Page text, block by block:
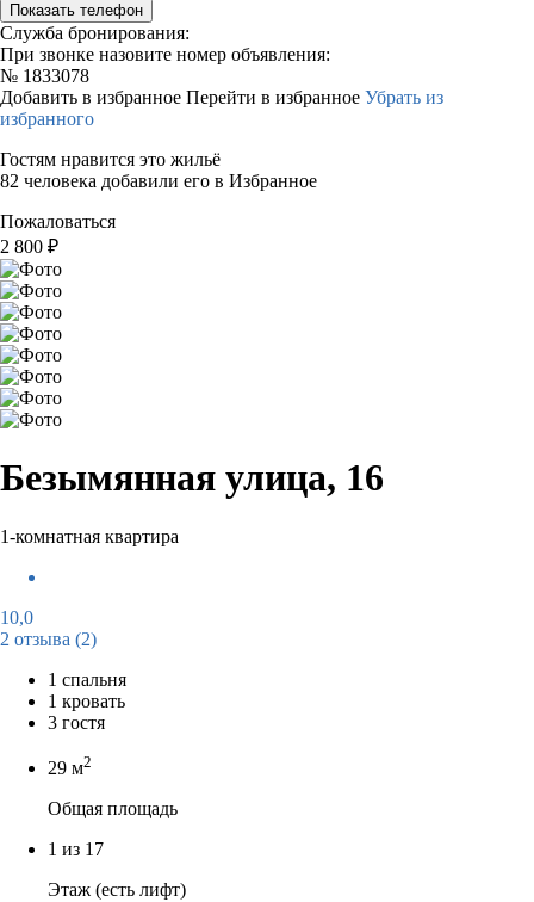
Показать телефон
Служба бронирования:
При звонке назовите номер объявления:
№ 1833078
Добавить в избранное Перейти в избранное Убрать из
избранного
Гостям нравится это жильё
82 человека добавили его в Избранное
Пожаловаться
2 800 ₽
Безымянная улица, 16
1-комнатная квартира
10,0
2 отзыва (2)
1 спальня
1 кровать
3 гостя
29 м2
Общая площадь
1 из 17
Этаж (есть лифт)